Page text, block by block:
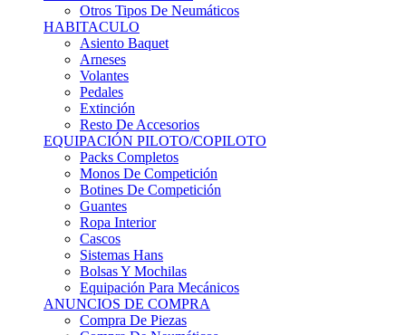
HABITACULO
Asiento Baquet
Arneses
Volantes
Pedales
Extinción
Resto De Accesorios
EQUIPACIÓN PILOTO/COPILOTO
Packs Completos
Monos De Competición
Botines De Competición
Guantes
Ropa Interior
Cascos
Sistemas Hans
Bolsas Y Mochilas
Equipación Para Mecánicos
ANUNCIOS DE COMPRA
Compra De Piezas
Compra De Neumáticos
Compra De Accesorios De Habitáculo